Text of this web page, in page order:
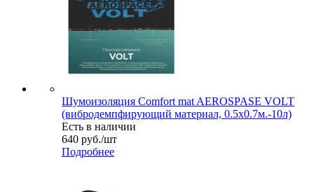
Шумоизоляция Comfort mat AEROSPASE VOLT
(вибродемпфирующий материал, 0.5x0.7м.-10л)
Есть в наличии
640 руб./шт
Подробнее